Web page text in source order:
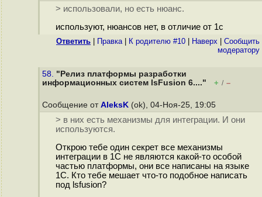
> использовали, но есть нюанс.
используют, нюансов нет, в отличие от 1с
Ответить Правка| К родителю #10 Наверх
Cообщить
модератору
58. "Релиз платформы разработки
информационных систем lsFusion 6...."
+ / –
Сообщение от AleksK (ok), 04-Ноя-25, 19:05
> в них есть механизмы для интеграции. И они
используются.
Открою тебе один секрет все механизмы
интеграции в 1С не являются какой-то особой
частью платформы, они все написаны на языке
1С. Кто тебе мешает что-то подобное написать
под lsfusion?